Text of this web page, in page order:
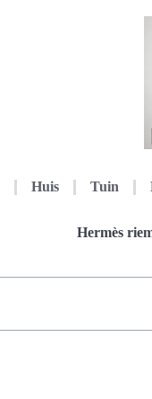
Huis Tuin
Hermès